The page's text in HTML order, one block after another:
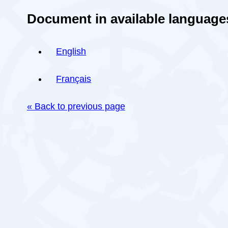
Document in available
English
Français
« Back to previous page